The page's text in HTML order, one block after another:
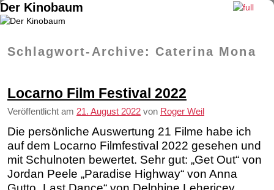
Der Kinobaum
Schlagwort-Archive: Caterina Mona
Locarno Film Festival 2022
Veröffentlicht am 21. August 2022 von Roger Weil
Die persönliche Auswertung 21 Filme habe ich
auf dem Locarno Filmfestival 2022 gesehen und
mit Schulnoten bewertet. Sehr gut: „Get Out“ von
Jordan Peele „Paradise Highway“ von Anna